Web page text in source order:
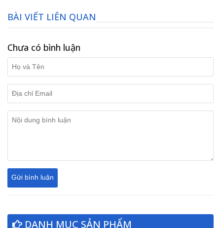
BÀI VIẾT LIÊN QUAN
Chưa có bình luận
DANH MỤC SẢN PHẨM